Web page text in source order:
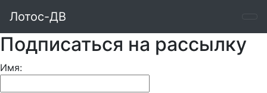
Лотос-ДВ
Подписаться на рассылку
Имя: